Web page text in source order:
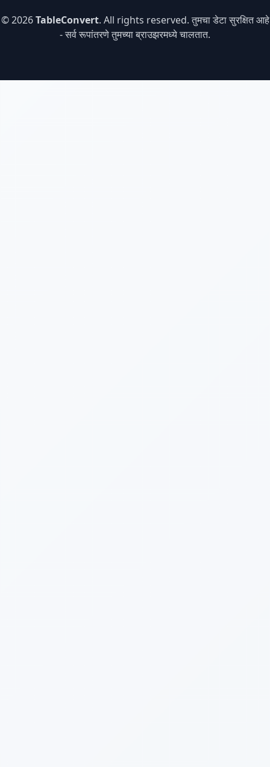
© 2026TableConvert. All rights reserved. तुमचा डेटा सुरक्षित आहे
- सर्व रूपांतरणे तुमच्या ब्राउझरमध्ये चालतात.